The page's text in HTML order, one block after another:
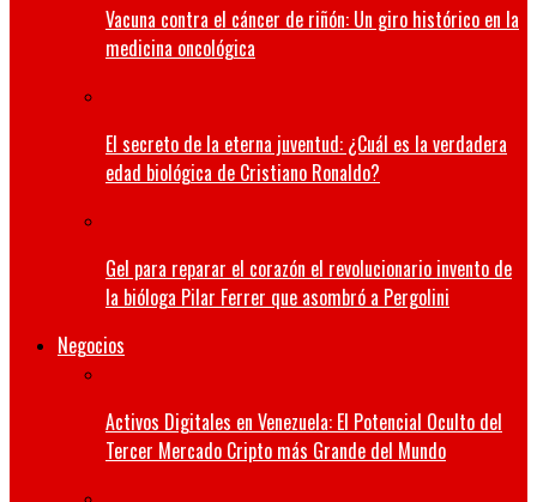
Vacuna contra el cáncer de riñón: Un giro histórico en la
medicina oncológica
El secreto de la eterna juventud: ¿Cuál es la verdadera
edad biológica de Cristiano Ronaldo?
Gel para reparar el corazón el revolucionario invento de
la bióloga Pilar Ferrer que asombró a Pergolini
Negocios
Activos Digitales en Venezuela: El Potencial Oculto del
Tercer Mercado Cripto más Grande del Mundo